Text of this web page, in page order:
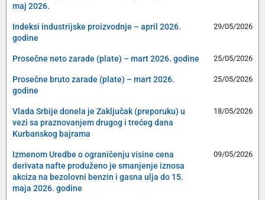
maj 2026.
Indeksi industrijske proizvodnje – april 2026.
godine
29/05/2026
Prosečne neto zarade (plate) – mart 2026. godine 25/05/2026
Prosečne bruto zarade (plate) – mart 2026.
godine
25/05/2026
Vlada Srbije donela je Zaključak (preporuku) u
vezi sa praznovanjem drugog i trećeg dana
Kurbanskog bajrama
18/05/2026
Izmenom Uredbe o ograničenju visine cena
derivata nafte produženo je smanjenje iznosa
akciza na bezolovni benzin i gasna ulja do 15.
maja 2026. godine
09/05/2026